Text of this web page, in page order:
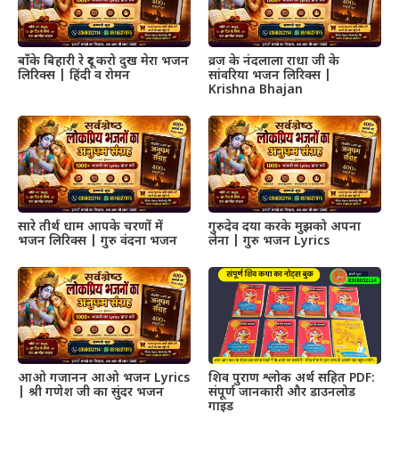
बाँके बिहारी रे दूर करो दुख मेरा भजन
लिरिक्स | हिंदी व रोमन
व्रज के नंदलाला राधा जी के
सांवरिया भजन लिरिक्स |
Krishna Bhajan
सारे तीर्थ धाम आपके चरणों में
भजन लिरिक्स | गुरु वंदना भजन
गुरुदेव दया करके मुझको अपना
लेना | गुरु भजन Lyrics
आओ गजानन आओ भजन Lyrics
| श्री गणेश जी का सुंदर भजन
शिव पुराण श्लोक अर्थ सहित PDF:
संपूर्ण जानकारी और डाउनलोड
गाइड